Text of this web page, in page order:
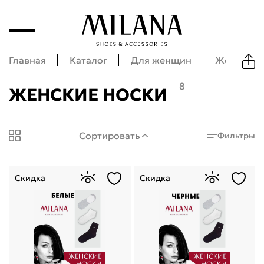
Главная Каталог Для женщин Женские
ЖЕНСКИЕ НОСКИ 8
Сортировать Фильтры
Скидка Скидка